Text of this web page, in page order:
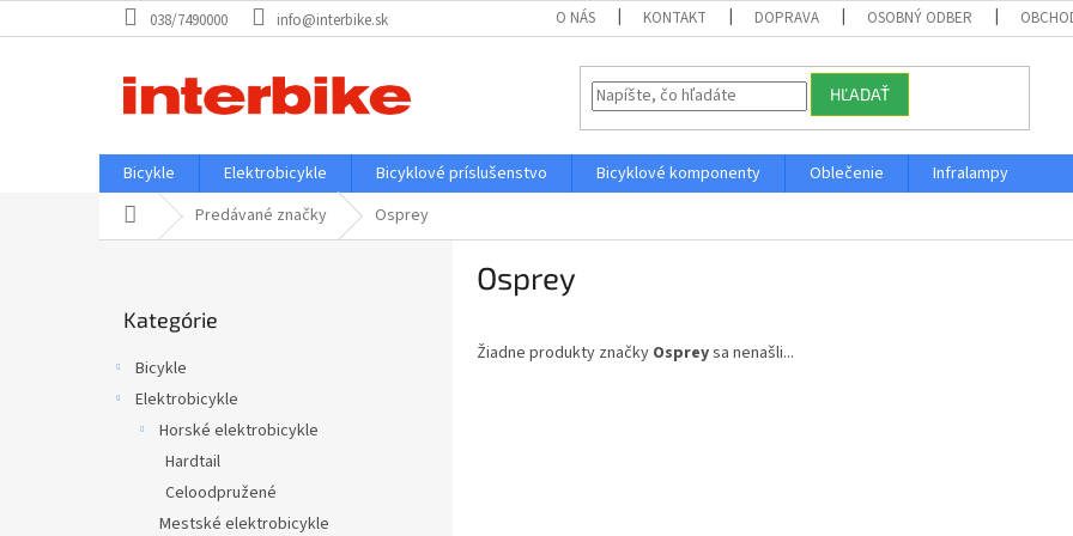
na
038/7490000 info@interbike.sk O NÁS KONTAKT DOPRAVA OSOBNÝ ODBER
HĽADAŤ
Bicykle Elektrobicykle Bicyklové príslušenstvo Bicyklové komponenty Oblečenie
Infralampy
DomovPredávané značky Osprey
kategórie
Kategórie
Bicykle
Elektrobicykle
Horské elektrobicykle
Hardtail
Celoodpružené
Mestské elektrobicykle
Osprey
Žiadne produkty značky Ospreysa nenašli...